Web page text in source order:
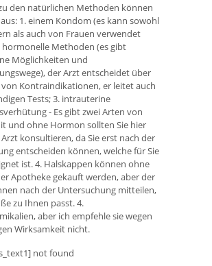
den natürlichen Methoden können
1. einem Kondom (es kann sowohl
als auch von Frauen verwendet
hormonelle Methoden (es gibt
Möglichkeiten und
der Arzt entscheidet über
von Kontraindikationen, er leitet auch
Tests; 3. intrauterine
- Es gibt zwei Arten von
und ohne Hormon sollten Sie hier
konsultieren, da Sie erst nach der
entscheiden können, welche für Sie
ist. 4. Halskappen können ohne
Apotheke gekauft werden, aber der
nach der Untersuchung mitteilen,
zu Ihnen passt. 4.
aber ich empfehle sie wegen
Wirksamkeit nicht.
not found